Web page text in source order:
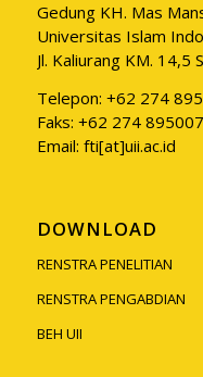
Gedung KH. Mas
Universitas Islam
Jl. Kaliurang KM. 14,5
Telepon: +62 274
Faks: +62 274 895007
Email: fti[at]uii.ac.id
DOWNLOAD
RENSTRA PENELITIAN
RENSTRA PENGABDIAN
BEH UII